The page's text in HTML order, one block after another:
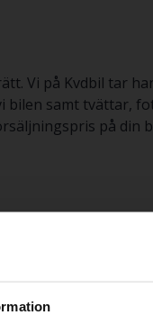
Vi på Kvdbil tar
bilen samt tvättar,
på din